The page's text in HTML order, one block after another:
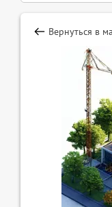
Вернуться в